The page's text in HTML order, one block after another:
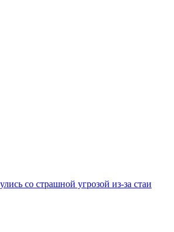
со страшной угрозой из-за стаи